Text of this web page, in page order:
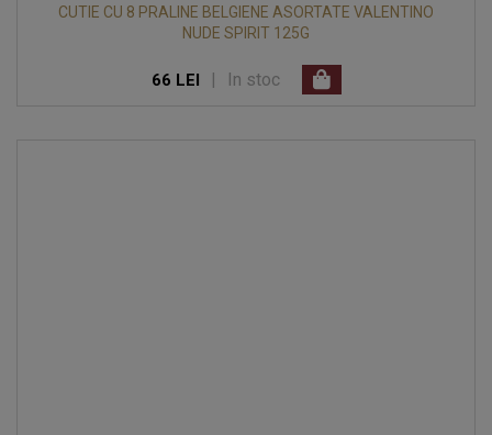
CUTIE CU 8 PRALINE BELGIENE ASORTATE VALENTINO
NUDE SPIRIT 125G
66 LEI In stoc